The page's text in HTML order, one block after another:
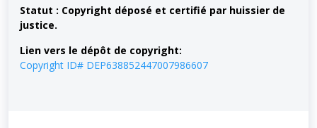
Statut : Copyright déposé et certifié par huissier de
justice.
Lien vers le dépôt de copyright:
Copyright ID# DEP638852447007986607